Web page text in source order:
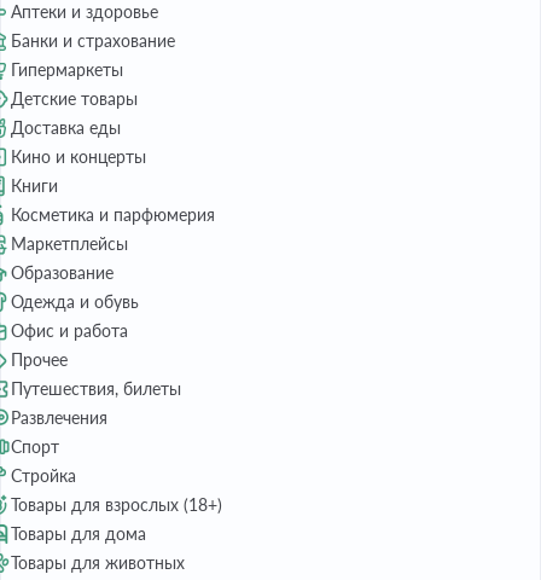
Аптеки и здоровье
Банки и страхование
Гипермаркеты
Детские товары
Доставка еды
Кино и концерты
Книги
Косметика и парфюмерия
Маркетплейсы
Образование
Одежда и обувь
Офис и работа
Прочее
Путешествия, билеты
Развлечения
Спорт
Стройка
Товары для взрослых (18+)
Товары для дома
Товары для животных